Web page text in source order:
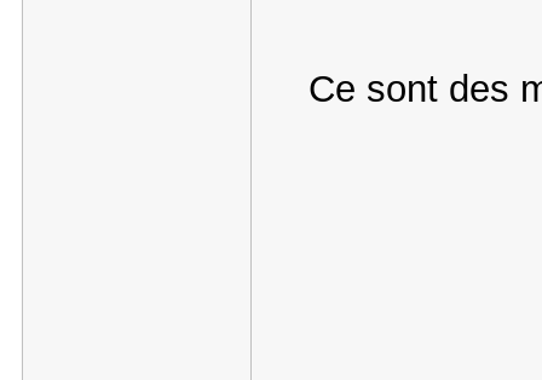
Ce sont des